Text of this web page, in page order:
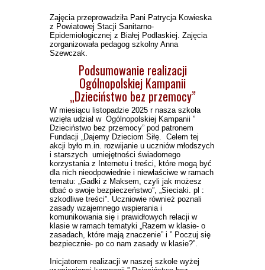
Zajęcia przeprowadziła Pani Patrycja Kowieska
z Powiatowej Stacji Sanitarno-
Epidemiologicznej z Białej Podlaskiej. Zajęcia
zorganizowała pedagog szkolny Anna
Szewczak.
Podsumowanie realizacji
Ogólnopolskiej Kampanii
„Dzieciństwo bez przemocy”
W miesiącu listopadzie 2025 r nasza szkoła
wzięła udział w Ogólnopolskiej Kampanii ”
Dzieciństwo bez przemocy” pod patronem
Fundacji „Dajemy Dzieciom Siłę. Celem tej
akcji było m.in. rozwijanie u uczniów młodszych
i starszych umiejętności świadomego
korzystania z Internetu i treści, które mogą być
dla nich nieodpowiednie i niewłaściwe w ramach
tematu: „Gadki z Maksem, czyli jak możesz
dbać o swoje bezpieczeństwo”, „Sieciaki. pl :
szkodliwe treści”. Uczniowie również poznali
zasady wzajemnego wspierania i
komunikowania się i prawidłowych relacji w
klasie w ramach tematyki „Razem w klasie- o
zasadach, które mają znaczenie” i ” Poczuj się
bezpiecznie- po co nam zasady w klasie?”.
Inicjatorem realizacji w naszej szkole wyżej